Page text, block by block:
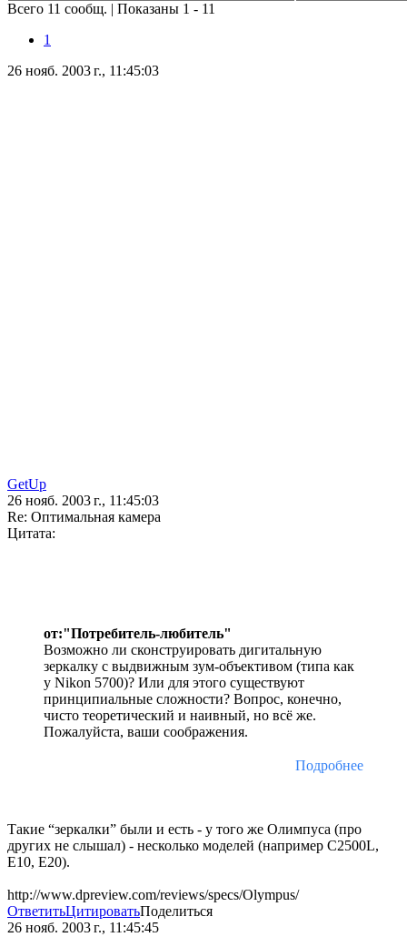
Всего 11 сообщ. | Показаны 1 - 11
1
26 нояб. 2003 г., 11:45:03
GetUp
26 нояб. 2003 г., 11:45:03
Re: Оптимальная камера
Цитата:
от:"Потребитель-любитель"
Возможно ли сконструировать дигитальную
зеркалку с выдвижным зум-объективом (типа как
у Nikon 5700)? Или для этого существуют
принципиальные сложности? Вопрос, конечно,
чисто теоретический и наивный, но всё же.
Пожалуйста, ваши соображения.
Подробнее
Такие “зеркалки” были и есть - у того же Олимпуса (про
других не слышал) - несколько моделей (например C2500L,
Е10, Е20).
http://www.dpreview.com/reviews/specs/Olympus/
ОтветитьЦитироватьПоделиться
26 нояб. 2003 г., 11:45:45